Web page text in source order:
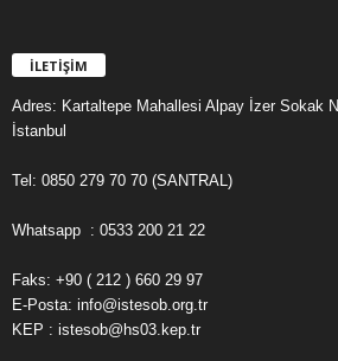
İLETİŞİM
Adres: Kartaltepe Mahallesi Alpay İzer Sokak
İstanbul
Tel: 0850 279 70 70 (SANTRAL)
Whatsapp : 0533 200 21 22
Faks: +90 ( 212 ) 660 29 97
E-Posta: info@istesob.org.tr
KEP : istesob@hs03.kep.tr